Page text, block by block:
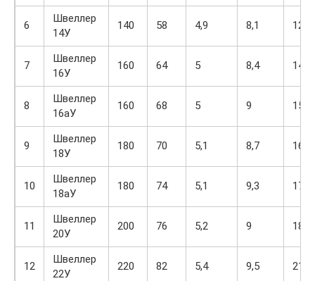
6
Швеллер
14У
140 58 4,9 8,1 12,3
7
Швеллер
16У
160 64 5 8,4 14,2
8
Швеллер
16аУ
160 68 5 9 15,3
9
Швеллер
18У
180 70 5,1 8,7 16,3
10
Швеллер
18аУ
180 74 5,1 9,3 17,4
11
Швеллер
20У
200 76 5,2 9 18,4
12
Швеллер
22У
220 82 5,4 9,5 21